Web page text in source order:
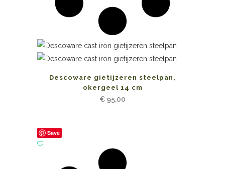
Descoware gietijzeren steelpan,
okergeel 14 cm
€ 95,00
Save